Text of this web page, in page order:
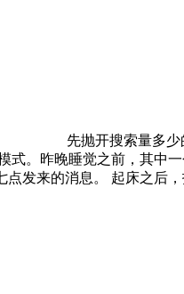
先抛开搜索量多
。昨晚睡觉之前，其中
发来的消息。 起床之后